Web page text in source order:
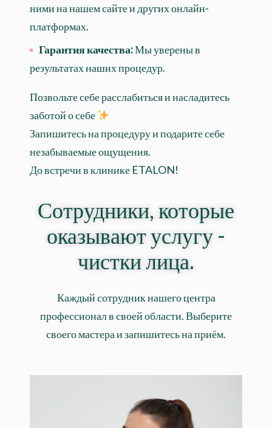
ними на нашем сайте и других онлайн-
платформах.
Гарантия качества:Мы уверены в
результатах наших процедур.
Позвольте себе расслабиться и насладитесь
заботой о себе
Запишитесь на процедуру и подарите себе
незабываемые ощущения.
До встречи в клинике ETALON!
Сотрудники, которые
оказывают услугу -
чистки лица.
Каждый сотрудник нашего центра
профессионал в своей области. Выберите
своего мастера и запишитесь на приём.